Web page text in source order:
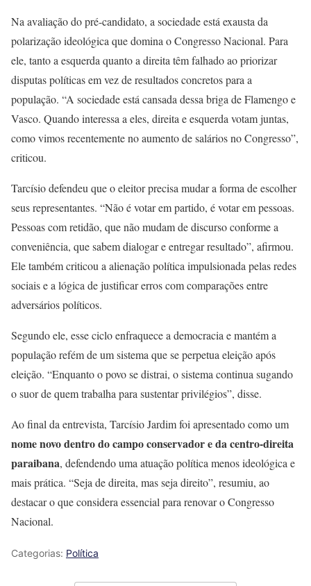
Na avaliação do pré-candidato, a sociedade está exausta da
polarização ideológica que domina o Congresso Nacional. Para
ele, tanto a esquerda quanto a direita têm falhado ao priorizar
disputas políticas em vez de resultados concretos para a
população. “A sociedade está cansada dessa briga de Flamengo e
Vasco. Quando interessa a eles, direita e esquerda votam juntas,
como vimos recentemente no aumento de salários no Congresso”,
criticou.
Tarcísio defendeu que o eleitor precisa mudar a forma de escolher
seus representantes. “Não é votar em partido, é votar em pessoas.
Pessoas com retidão, que não mudam de discurso conforme a
conveniência, que sabem dialogar e entregar resultado”, afirmou.
Ele também criticou a alienação política impulsionada pelas redes
sociais e a lógica de justificar erros com comparações entre
adversários políticos.
Segundo ele, esse ciclo enfraquece a democracia e mantém a
população refém de um sistema que se perpetua eleição após
eleição. “Enquanto o povo se distrai, o sistema continua sugando
o suor de quem trabalha para sustentar privilégios”, disse.
Ao final da entrevista, Tarcísio Jardim foi apresentado como um
nome novo dentro do campo conservador e da centro-direita
paraibana, defendendo uma atuação política menos ideológica e
mais prática. “Seja de direita, mas seja direito”, resumiu, ao
destacar o que considera essencial para renovar o Congresso
Nacional.
Categorias: Política